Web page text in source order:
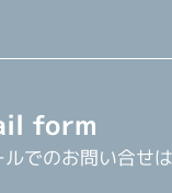
form
ルでのお問い合せ